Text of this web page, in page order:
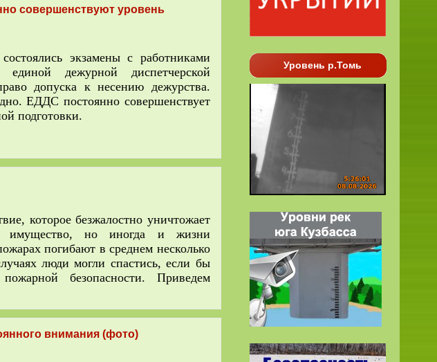
совершенствуют уровень
экзамены с работниками
единой дежурной диспетчерской
допуска к несению дежурства.
ЕДДС постоянно совершенствует
подготовки.
которое безжалостно уничтожает
имущество, но иногда и жизни
погибают в среднем несколько
люди могли спастись, если бы
безопасности. Приведем
внимания (фото)
Уровень р.Томь